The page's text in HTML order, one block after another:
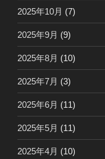
2025年10月 (7)
2025年9月 (9)
2025年8月 (10)
2025年7月 (3)
2025年6月 (11)
2025年5月 (11)
2025年4月 (10)